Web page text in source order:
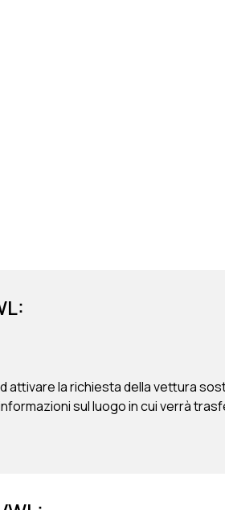
attivare la richiesta della vettura
sul luogo in cui verrà